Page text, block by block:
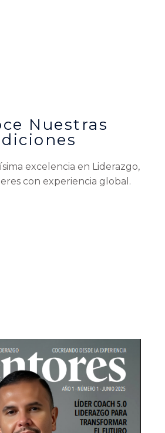
Nuestras
excelencia en Liderazgo,
con experiencia global.